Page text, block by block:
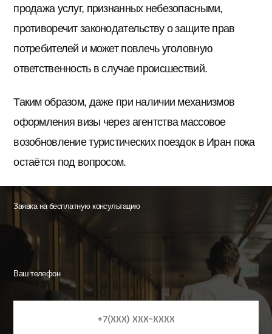
продажа услуг, признанных небезопасными,
противоречит законодательству о защите прав
потребителей и может повлечь уголовную
ответственность в случае происшествий.
Таким образом, даже при наличии механизмов
оформления визы через агентства массовое
возобновление туристических поездок в Иран пока
остаётся под вопросом.
Заявка на бесплатную консультацию
Ваш телефон